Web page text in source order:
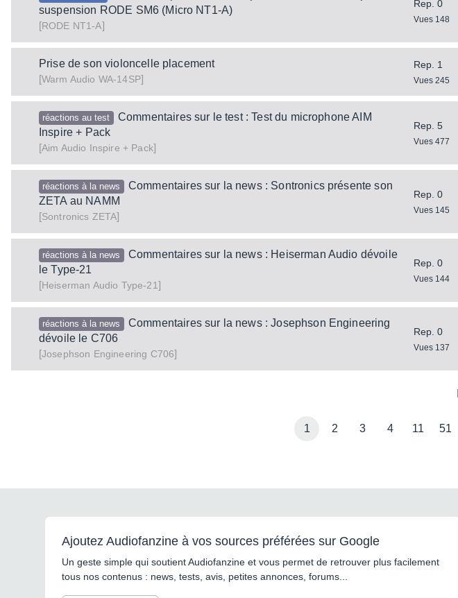
suspension RODE SM6 (Micro NT1-A)
[RODE NT1-A]
Rep. 0
Vues 148
Prise de son violoncelle placement
[Warm Audio WA-14SP]
Rep. 1
Vues 245
réactions au test
Commentaires sur le test : Test du microphone AIM
Inspire + Pack
[Aim Audio Inspire + Pack]
Rep. 5
Vues 477
réactions à la news
Commentaires sur la news : Sontronics présente son
ZETA au NAMM
[Sontronics ZETA]
Rep. 0
Vues 145
réactions à la news
Commentaires sur la news : Heiserman Audio dévoile
le Type‑21
[Heiserman Audio Type-21]
Rep. 0
Vues 144
réactions à la news
Commentaires sur la news : Josephson Engineering
dévoile le C706
[Josephson Engineering C706]
Rep. 0
Vues 137
1 2 3 4 11 51
Ajoutez Audiofanzine à vos sources préférées sur Google
Un geste simple qui soutient Audiofanzine et vous permet de retrouver plus facilement
tous nos contenus : news, tests, avis, petites annonces, forums...